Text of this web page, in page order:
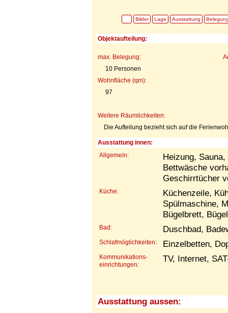
Bilder Lage Ausstattung
Objektaufteilung:
max. Belegung:
10 Personen
Wohnfläche (qm):
97
Weitere Räumlichkeiten:
Die Aufteilung bezieht sich auf die
Ausstattung innen:
Allgemein:
Heizung,
Bettwäsche
Geschirrtücher
Küche:
Küchenzeile,
Spülmaschine,
Bügelbrett,
Bad: Duschbad,
Schlafmöglichkeiten: Einzelbetten,
Kommunikations-
einrichtungen:
TV, Internet,
Ausstattung aussen: